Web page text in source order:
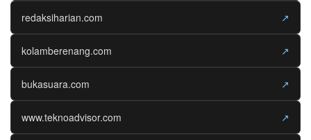
redaksiharian.com ↗
kolamberenang.com ↗
bukasuara.com ↗
www.teknoadvisor.com ↗